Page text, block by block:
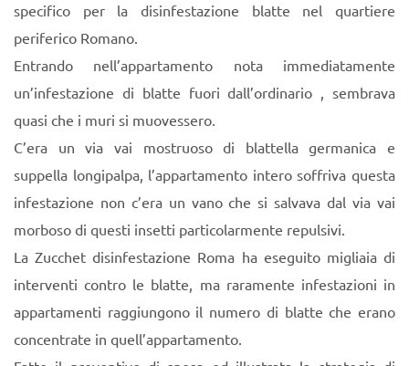
specifico per la disinfestazione blatte nel quartiere
periferico Romano.
Entrando nell’appartamento nota immediatamente
un’infestazione di blatte fuori dall’ordinario , sembrava
quasi che i muri si muovessero.
C’era un via vai mostruoso di blattella germanica e
suppella longipalpa, l’appartamento intero soffriva questa
infestazione non c’era un vano che si salvava dal via vai
morboso di questi insetti particolarmente repulsivi.
La Zucchet disinfestazione Roma ha eseguito migliaia di
interventi contro le blatte, ma raramente infestazioni in
appartamenti raggiungono il numero di blatte che erano
concentrate in quell’appartamento.